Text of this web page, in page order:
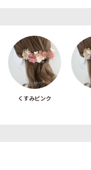
くすみピンク